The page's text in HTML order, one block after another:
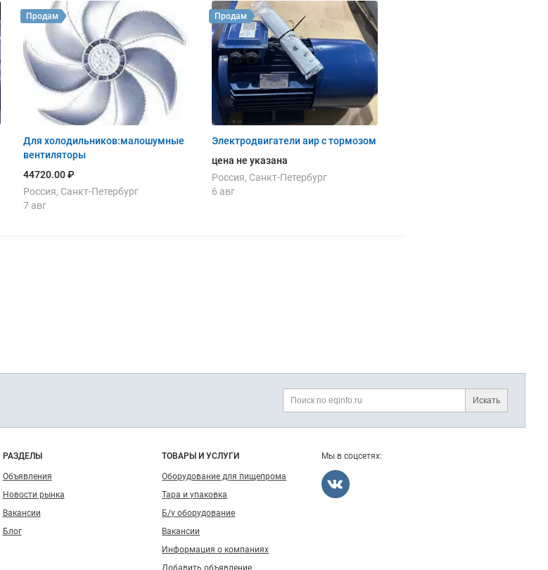
Для холодильников:малошумные
вентиляторы
44720.00 ₽
Россия, Санкт-Петербург
7 авг
Продам
Электродвигатели аир с тормозом
цена не указана
Россия, Санкт-Петербург
6 авг
Продам
Искать
РАЗДЕЛЫ
Объявления
Новости рынка
Вакансии
Блог
ТОВАРЫ И УСЛУГИ
Оборудование для пищепрома
Тара и упаковка
Б/у оборудование
Вакансии
Информация о компаниях
Добавить объявление
Мы в соцсетях: